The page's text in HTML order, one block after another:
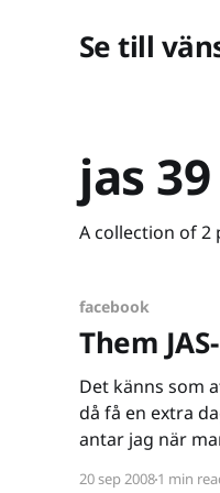
Se till
jas
A collection of 2
facebook
Them
Det känns som
då få en extra
antar jag när
20 sep 20081 min